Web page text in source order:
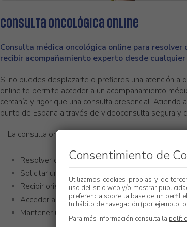
Consulta oncológica online
Consulta médica oncológica online para
recibir acompañamiento experto desde cualquier
Si no puedes desplazarte o prefieres una atención a
online te permite acceder a un acompañamiento
cercanía y rigor que una consulta presencial. Atiendo
punto de España a través de videoconsulta segura y
La consulta oncológica online es ideal para:
Resolver dudas sobre diagnósticos y
Solicitar una segunda opinión oncológica online
Recibir orientación sobre efectos secundarios,
Acceder a un enfoque de oncologia integrativa
Mantener un seguimiento oncológico
Consentimiento de
Utilizamos cookies propias y de
uso del sitio web y/o mostrar
preferencia sobre la base de un perfil
tu hábito de navegación (por ejemplo,
Para más información consulta la